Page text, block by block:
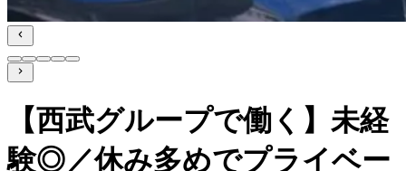
【西武グループで働く】未経
験◎／休み多めでプライベー